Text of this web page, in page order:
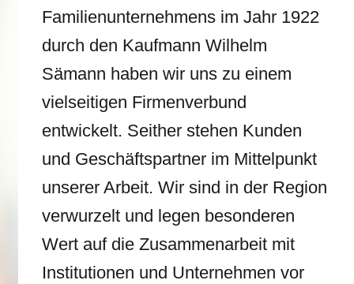
Familienunternehmens im Jahr 1922
durch den Kaufmann Wilhelm
Sämann haben wir uns zu einem
vielseitigen Firmenverbund
entwickelt. Seither stehen Kunden
und Geschäftspartner im Mittelpunkt
unserer Arbeit. Wir sind in der Region
verwurzelt und legen besonderen
Wert auf die Zusammenarbeit mit
Institutionen und Unternehmen vor